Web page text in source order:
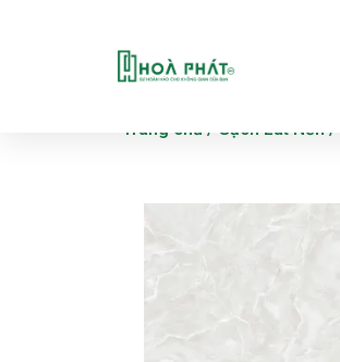
Trang chủ / Gạch Lát Nền /